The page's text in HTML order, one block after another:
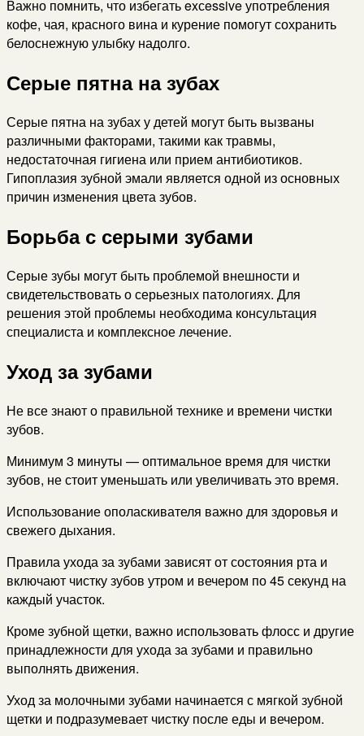
Важно помнить, что избегать exсessive употребления
кофе, чая, красного вина и курение помогут сохранить
белоснежную улыбку надолго.
Серые пятна на зубах
Серые пятна на зубах у детей могут быть вызваны
различными факторами, такими как травмы,
недостаточная гигиена или прием антибиотиков.
Гипоплазия зубной эмали является одной из основных
причин изменения цвета зубов.
Борьба с серыми зубами
Серые зубы могут быть проблемой внешности и
свидетельствовать о серьезных патологиях. Для
решения этой проблемы необходима консультация
специалиста и комплексное лечение.
Уход за зубами
Не все знают о правильной технике и времени чистки
зубов.
Минимум 3 минуты — оптимальное время для чистки
зубов, не стоит уменьшать или увеличивать это время.
Использование ополаскивателя важно для здоровья и
свежего дыхания.
Правила ухода за зубами зависят от состояния рта и
включают чистку зубов утром и вечером по 45 секунд на
каждый участок.
Кроме зубной щетки, важно использовать флосс и другие
принадлежности для ухода за зубами и правильно
выполнять движения.
Уход за молочными зубами начинается с мягкой зубной
щетки и подразумевает чистку после еды и вечером.